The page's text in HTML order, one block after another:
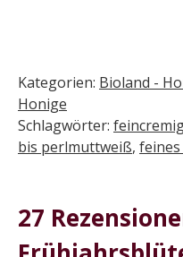
Kategorien: Bioland -
Honige
Schlagwörter:
bis perlmuttweiß,
27